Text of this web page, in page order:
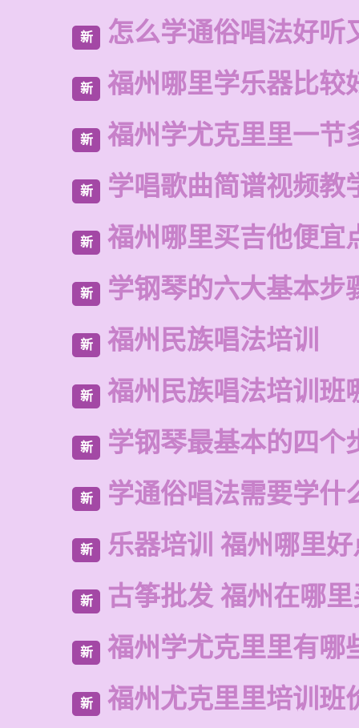
新 怎么学通俗唱法好听
新 福州哪里学乐器比较
新 福州学尤克里里一节
新 学唱歌曲简谱视频教
新 福州哪里买吉他便宜
新 学钢琴的六大基本步
新 福州民族唱法培训
新 福州民族唱法培训班
新 学钢琴最基本的四个
新 学通俗唱法需要学什
新 乐器培训 福州哪里
新 古筝批发 福州在哪
新 福州学尤克里里有哪
新 福州尤克里里培训班